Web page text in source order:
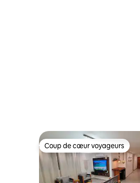
Coup de cœur voyageurs
Coup de cœur voyageurs